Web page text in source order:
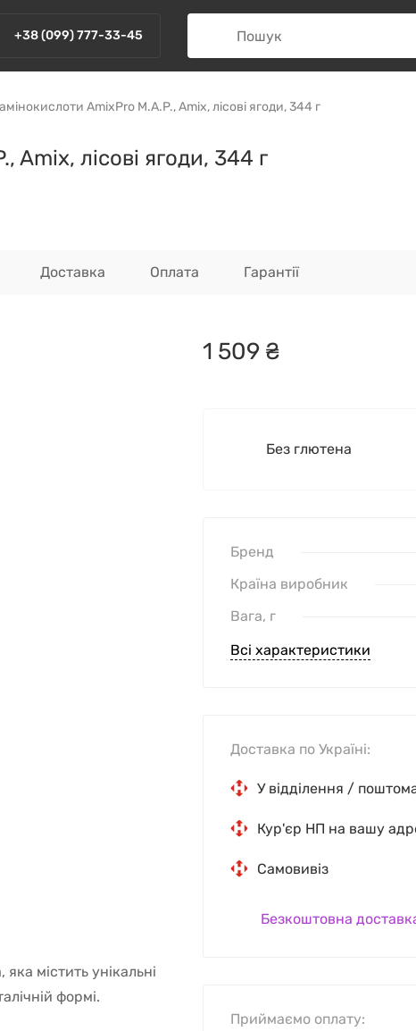
+38 (099) 777-33-45
AmixPrо M.A.P., Amix, лісові ягоди, 344 г
Amix, лісові ягоди, 344 г
Доставка Оплата Гарантії
містить унікальні
формі.
1 509 ₴
Без глютена
Доставка по Україні:
У відділення /
Кур'єр НП на вашу
Самовивіз
Безкоштовна
Приймаємо оплату:
Бренд
Країна виробник
Вага, г
Всі характеристики